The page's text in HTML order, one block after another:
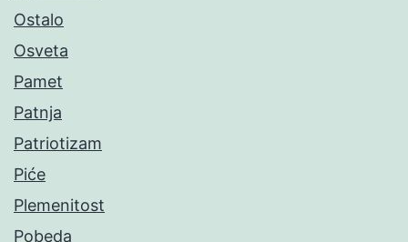
Ostalo
Osveta
Pamet
Patnja
Patriotizam
Piće
Plemenitost
Pobeda